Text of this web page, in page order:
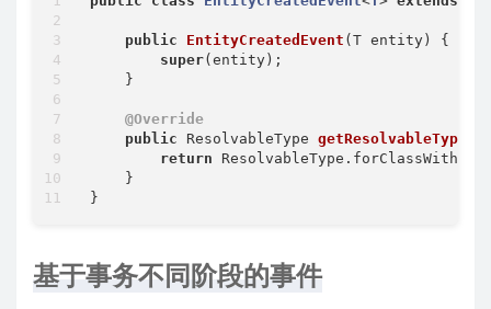
public EntityCreatedEvent (T entity)
{
super(entity);
    }
@Override
public ResolvableType getResolvableType
return
    }
基于事务不同阶段的事件